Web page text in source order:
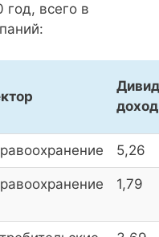
DSKY
8,29
BANE 8,29
год, всего в
5,26
1,79